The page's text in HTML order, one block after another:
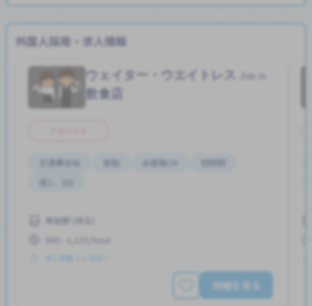
外国人採用・求人情報
ウェイター・ウエイトレス
飲食店
交通費支給 夜勤 未経験OK
短時間
週2，3日
草加駅 (埼玉)
900 - 1,125/hour
求人掲載 ３ヶ月前〜
詳細を見る